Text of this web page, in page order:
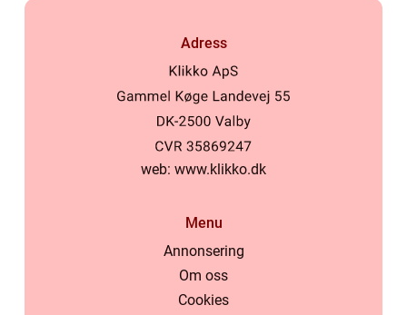
Adress
web: www.klikko.dk
Menu
Annonsering
Om oss
Cookies